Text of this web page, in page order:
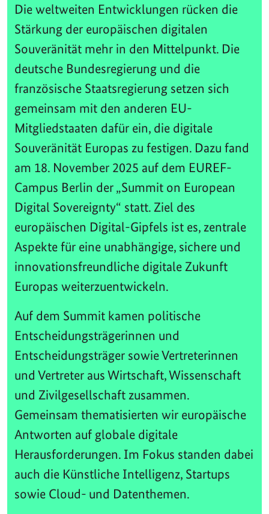
Die weltweiten Entwicklungen rücken die
Stärkung der europäischen digitalen
Souveränität mehr in den Mittelpunkt. Die
deutsche Bundesregierung und die
französische Staatsregierung setzen sich
gemeinsam mit den anderen EU-
Mitgliedstaaten dafür ein, die digitale
Souveränität Europas zu festigen. Dazu fand
am 18. November 2025 auf dem EUREF-
Campus Berlin der „Summit on European
Digital Sovereignty“ statt. Ziel des
europäischen Digital-Gipfels ist es, zentrale
Aspekte für eine unabhängige, sichere und
innovationsfreundliche digitale Zukunft
Europas weiterzuentwickeln.
Auf dem Summit kamen politische
Entscheidungsträgerinnen und
Entscheidungsträger sowie Vertreterinnen
und Vertreter aus Wirtschaft, Wissenschaft
und Zivilgesellschaft zusammen.
Gemeinsam thematisierten wir europäische
Antworten auf globale digitale
Herausforderungen. Im Fokus standen dabei
auch die Künstliche Intelligenz, Startups
sowie Cloud- und Datenthemen.